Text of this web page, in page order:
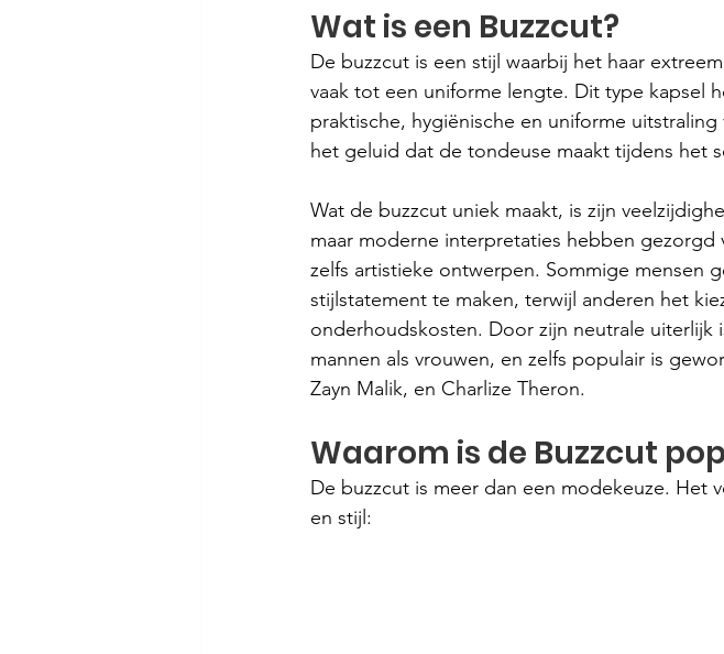
Wat is een Buzzcut?
De buzzcut is een stijl waarbij het haar
vaak tot een uniforme lengte. Dit type kapsel
praktische, hygiënische en uniforme
het geluid dat de tondeuse maakt tijdens het
Wat de buzzcut uniek maakt, is zijn
maar moderne interpretaties hebben gezorgd
zelfs artistieke ontwerpen. Sommige mensen
stijlstatement te maken, terwijl anderen het
onderhoudskosten. Door zijn neutrale uiterlijk
mannen als vrouwen, en zelfs populair is
Zayn Malik, en Charlize Theron.
Waarom is de Buzzcut
De buzzcut is meer dan een modekeuze.
en stijl: